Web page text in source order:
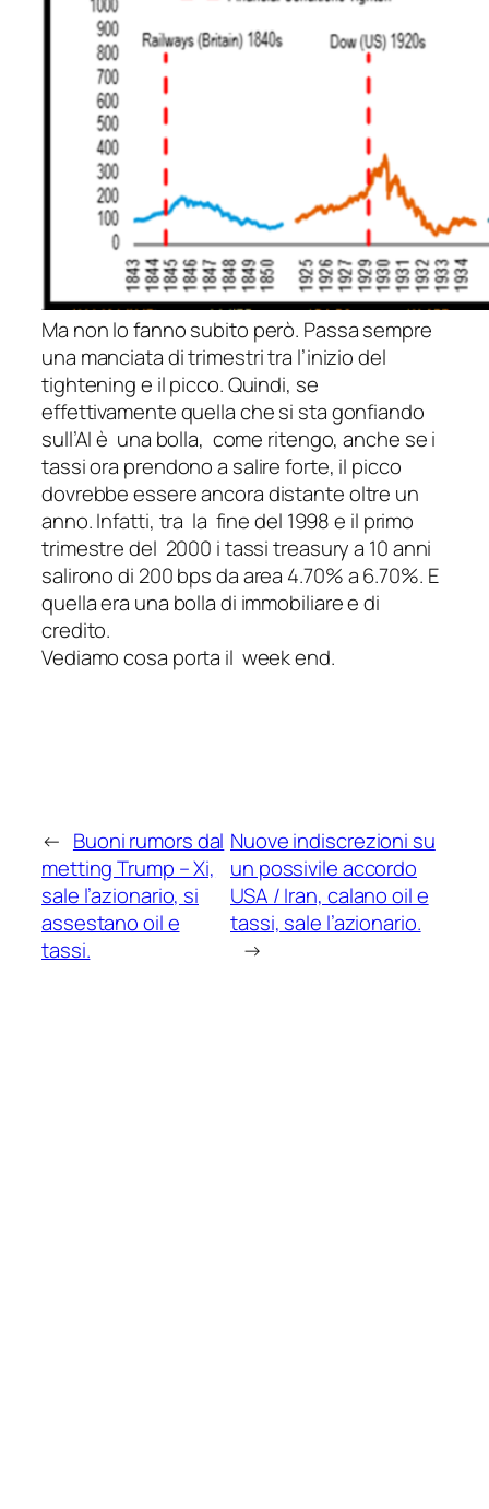
Ma non lo fanno subito però. Passa sempre
una manciata di trimestri tra l’inizio del
tightening e il picco. Quindi, se
effettivamente quella che si sta gonfiando
sull’AI è una bolla, come ritengo, anche se i
tassi ora prendono a salire forte, il picco
dovrebbe essere ancora distante oltre un
anno. Infatti, tra la fine del 1998 e il primo
trimestre del 2000 i tassi treasury a 10 anni
salirono di 200 bps da area 4.70% a 6.70%. E
quella era una bolla di immobiliare e di
credito.
Vediamo cosa porta il week end.
← Buoni rumors dal
metting Trump – Xi,
sale l’azionario, si
assestano oil e
tassi.
Nuove indiscrezioni su
un possivile accordo
USA / Iran, calano oil e
tassi, sale l’azionario.
→